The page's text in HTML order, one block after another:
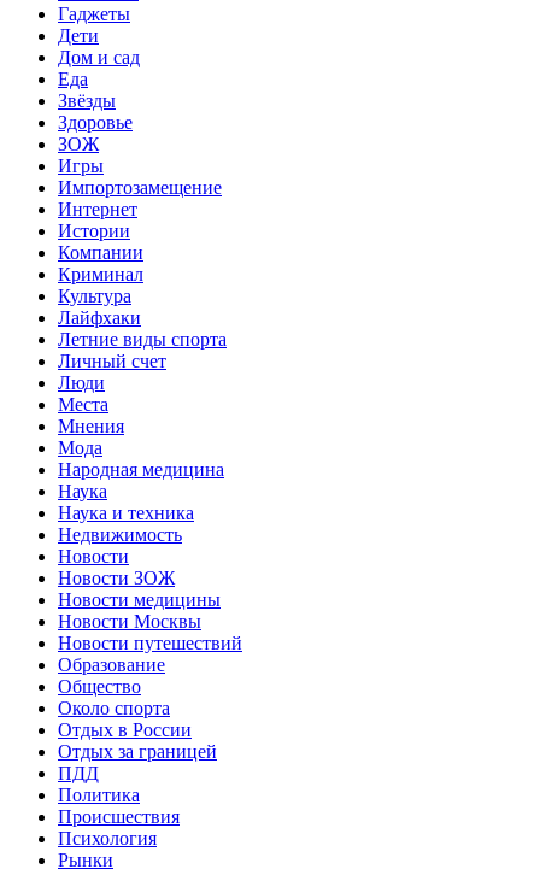
Гаджеты
Дети
Дом и сад
Еда
Звёзды
Здоровье
ЗОЖ
Игры
Импортозамещение
Интернет
Истории
Компании
Криминал
Культура
Лайфхаки
Летние виды спорта
Личный счет
Люди
Места
Мнения
Мода
Народная медицина
Наука
Наука и техника
Недвижимость
Новости
Новости ЗОЖ
Новости медицины
Новости Москвы
Новости путешествий
Образование
Общество
Около спорта
Отдых в России
Отдых за границей
ПДД
Политика
Происшествия
Психология
Рынки